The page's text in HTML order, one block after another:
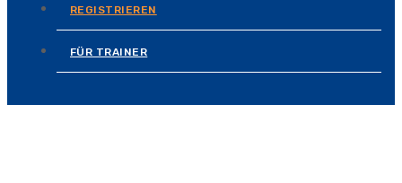
REGISTRIEREN
FÜR TRAINER